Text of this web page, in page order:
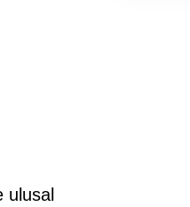
ulusal